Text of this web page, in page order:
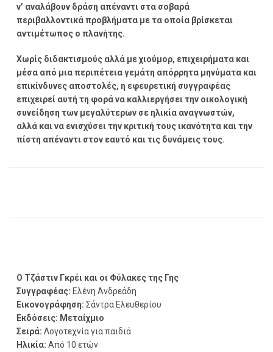
ν’ αναλάβουν δράση απέναντι στα σοβαρά
περιβαλλοντικά προβλήματα με τα οποία βρίσκεται
αντιμέτωπος ο πλανήτης.
Χωρίς διδακτισμούς αλλά με χιούμορ, επιχειρήματα και
μέσα από μια περιπέτεια γεμάτη απόρρητα μηνύματα και
επικίνδυνες αποστολές, η εφευρετική συγγραφέας
επιχειρεί αυτή τη φορά να καλλιεργήσει την οικολογική
συνείδηση των μεγαλύτερων σε ηλικία αναγνωστών,
αλλά και να ενισχύσει την κριτική τους ικανότητα και την
πίστη απέναντι στον εαυτό και τις δυνάμεις τους.
Ο Τζάστιν Γκρέι και οι Φύλακες της Γης
Συγγραφέας: Ελένη Ανδρεάδη
Εικονογράφηση: Σάντρα Ελευθερίου
Εκδόσεις: Μεταίχμιο
Σειρά: Λογοτεχνία για παιδιά
Ηλικία: Από 10 ετών